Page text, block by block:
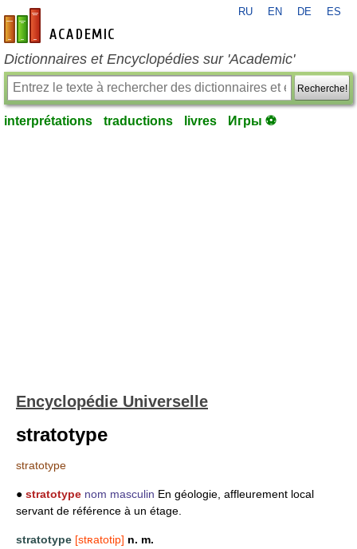
fr-academic.com
RU EN DE ES
Dictionnaires et Encyclopédies sur 'Academic'
Recherche!
interprétations traductions livres Игры ⚽
Encyclopédie Universelle
stratotype
stratotype
● stratotype nom masculin En géologie, affleurement local
servant de référence à un étage.
stratotype [stʀatotip] n. m.